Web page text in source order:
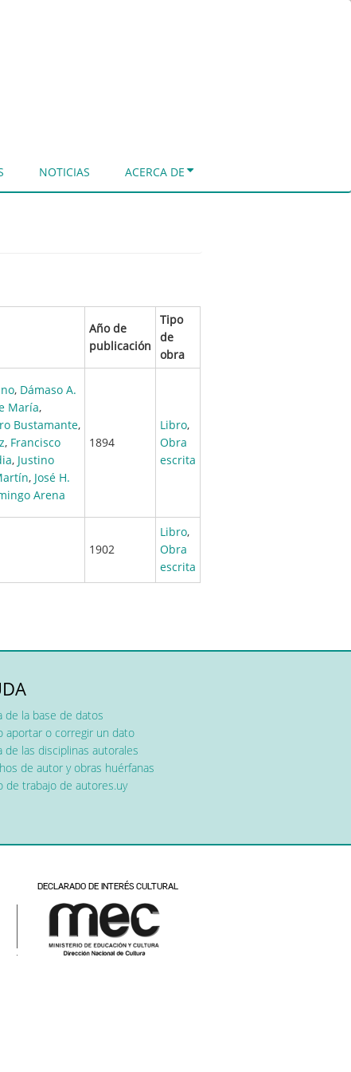
NOTICIAS ACERCA DE
Año de
publicación
Tipo
de
obra
, Dámaso A.
María,
Bustamante,
, Francisco
, Justino
, José H.
Arena
1894
Libro,
Obra
escrita
1902
Libro,
Obra
escrita
de la base de datos
aportar o corregir un dato
de las disciplinas autorales
de autor y obras huérfanas
de trabajo de autores.uy